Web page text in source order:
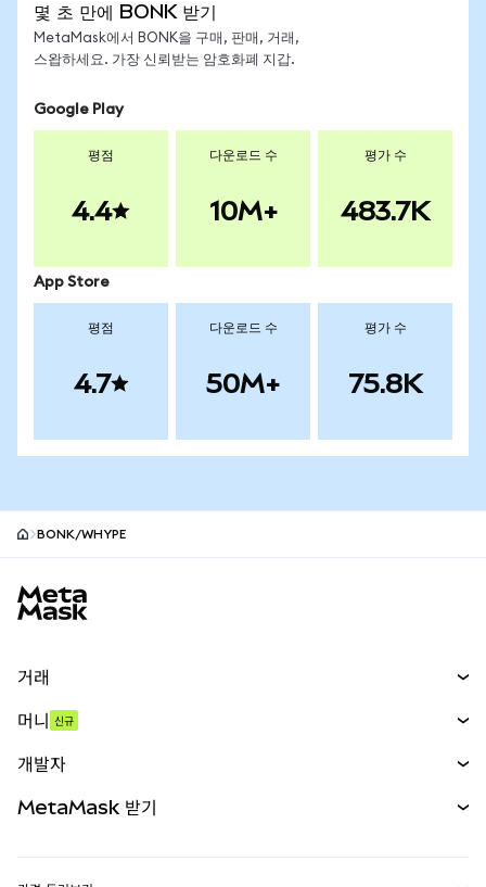
몇 초 만에 BONK 받기
MetaMask에서 BONK을 구매, 판매, 거래,
스왑하세요. 가장 신뢰받는 암호화폐 지갑.
Google Play
평점
4.4
다운로드 수
10M+
평가 수
483.7K
App Store
평점
4.7
다운로드 수
50M+
평가 수
75.8K
BONK/WHYPE
거래
무기한 선물
실물자산
머니 신규
개발자
MetaMask 받기